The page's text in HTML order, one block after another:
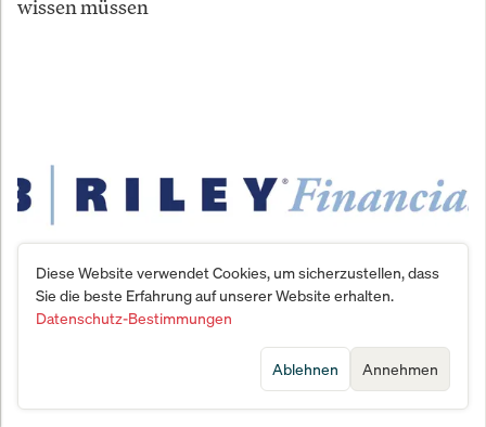
wissen müssen
Geheimtipp der Wall Street: Welche Pharmaaktie B.
Riley jetzt zum Kauf empfiehlt
Diese Website verwendet Cookies, um sicherzustellen, dass
Sie die beste Erfahrung auf unserer Website erhalten.
Datenschutz-Bestimmungen
Annehmen
Ablehnen